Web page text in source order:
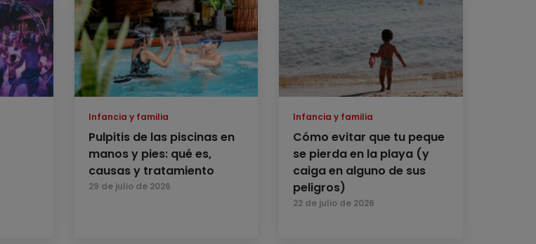
Infancia y familia
Pulpitis de las piscinas en
manos y pies: qué es,
causas y tratamiento
29 de julio de 2026
Infancia y familia
Cómo evitar que tu peque
se pierda en la playa (y
caiga en alguno de sus
peligros)
22 de julio de 2026